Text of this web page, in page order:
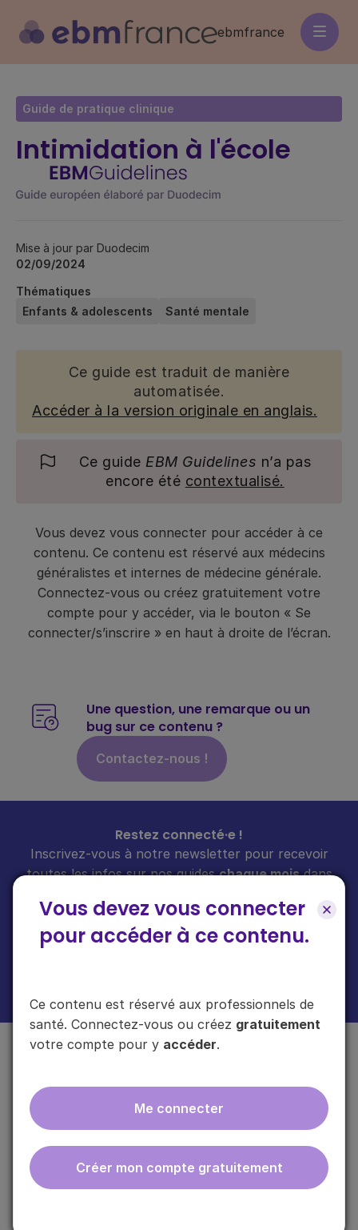
contenu
principal
ebmfrance
Vous devez vous connecter
pour accéder à ce contenu.
Ce contenu est réservé aux professionnels de
santé. Connectez-vous ou créez gratuitement
votre compte pour y accéder.
Me connecter
Créer mon compte gratuitement
Guide de pratique clinique
Intimidation à l'école
Mise à jour par Duodecim
02/09/2024
Thématiques
Enfants & adolescents
Santé mentale
Ce guide est traduit de manière
automatisée.
Accéder à la version originale en anglais.
Ce guide EBM Guidelines n’a pas
encore été contextualisé.
Vous devez vous connecter pour accéder à ce
contenu. Ce contenu est réservé aux médecins
généralistes et internes de médecine générale.
Connectez-vous ou créez gratuitement votre
compte pour y accéder, via le bouton « Se
connecter/s’inscrire » en haut à droite de l’écran.
Une question, une remarque ou un
bug sur ce contenu ?
Contactez-nous !
Restez connecté·e !
Inscrivez-vous à notre newsletter pour recevoir
toutes les infos sur nos guideschaque moisdans
ebmfrance est une base de connaissances médicales
gratuite adaptée à la pratique de la médecine générale.